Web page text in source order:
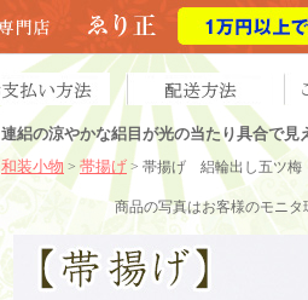
連絽の涼やかな絽目が光の当たり具合で
和装小物 > 帯揚げ > 帯揚げ 絽輪出し五ツ梅
商品の写真はお客様のモニ